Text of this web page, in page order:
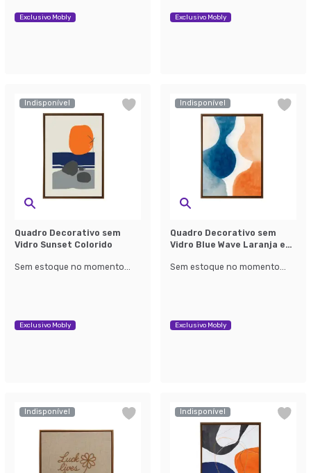
Exclusivo Mobly Exclusivo Mobly
Indisponível
Quadro Decorativo sem
Vidro Sunset Colorido
Sem estoque no momento...
Exclusivo Mobly
Indisponível
Quadro Decorativo sem
Vidro Blue Wave Laranja e
Sem estoque no momento...
Exclusivo Mobly
Indisponível Indisponível